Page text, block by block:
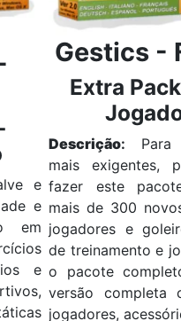
e
e
em
e
Gestics -
Extra
Descrição:
mais exigentes,
fazer este
mais de 300
jogadores e
de treinamento e
o pacote
versão completa
jogadores,